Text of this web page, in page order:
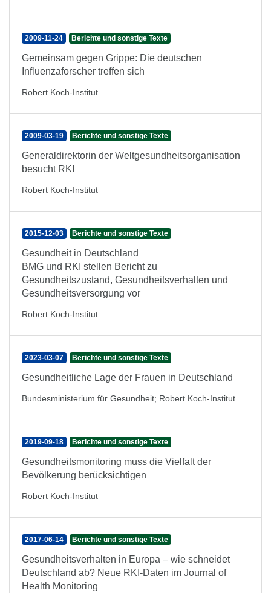
2009-11-24 Berichte und sonstige Texte
Gemeinsam gegen Grippe: Die deutschen
Influenzaforscher treffen sich
Robert Koch-Institut
2009-03-19 Berichte und sonstige Texte
Generaldirektorin der Weltgesundheitsorganisation
besucht RKI
Robert Koch-Institut
2015-12-03 Berichte und sonstige Texte
Gesundheit in Deutschland
BMG und RKI stellen Bericht zu
Gesundheitszustand, Gesundheitsverhalten und
Gesundheitsversorgung vor
Robert Koch-Institut
2023-03-07 Berichte und sonstige Texte
Gesundheitliche Lage der Frauen in Deutschland
Bundesministerium für Gesundheit; Robert Koch-Institut
2019-09-18 Berichte und sonstige Texte
Gesundheitsmonitoring muss die Vielfalt der
Bevölkerung berücksichtigen
Robert Koch-Institut
2017-06-14 Berichte und sonstige Texte
Gesundheitsverhalten in Europa – wie schneidet
Deutschland ab? Neue RKI-Daten im Journal of
Health Monitoring